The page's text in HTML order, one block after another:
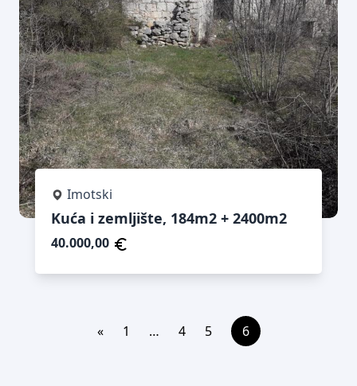
Imotski
Kuća i zemljište, 184m2 + 2400m2
40.000,00
« 1 … 4 5 6